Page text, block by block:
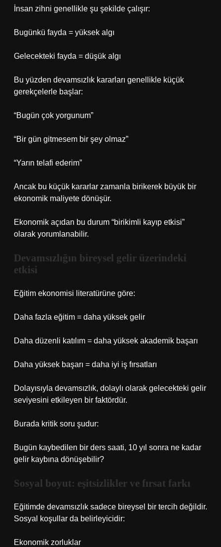
İnsan zihni genellikle şu şekilde çalışır:
Bugünkü fayda = yüksek algı
Gelecekteki fayda = düşük algı
Bu yüzden devamsızlık kararları genellikle küçük
gerekçelerle başlar:
“Bugün çok yorgunum”
“Bir gün gitmesem bir şey olmaz”
“Yarın telafi ederim”
Ancak bu küçük kararlar zamanla birikerek büyük bir
ekonomik maliyete dönüşür.
Ekonomik açıdan bu durum “birikimli kayıp etkisi”
olarak yorumlanabilir.
Devamsızlığın bireysel gelir üzerindeki
etkisi
Eğitim ekonomisi literatürüne göre:
Daha fazla eğitim = daha yüksek gelir
Daha düzenli katılım = daha yüksek akademik başarı
Daha yüksek başarı = daha iyi iş fırsatları
Dolayısıyla devamsızlık, dolaylı olarak gelecekteki gelir
seviyesini etkileyen bir faktördür.
Burada kritik soru şudur:
Bugün kaybedilen bir ders saati, 10 yıl sonra ne kadar
gelir kaybına dönüşebilir?
Sosyal boyut: eşitsizlikler ve fırsat farkı
Eğitimde devamsızlık sadece bireysel bir tercih değildir.
Sosyal koşullar da belirleyicidir:
Ekonomik zorluklar